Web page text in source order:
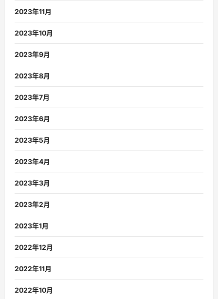
2023年11月
2023年10月
2023年9月
2023年8月
2023年7月
2023年6月
2023年5月
2023年4月
2023年3月
2023年2月
2023年1月
2022年12月
2022年11月
2022年10月